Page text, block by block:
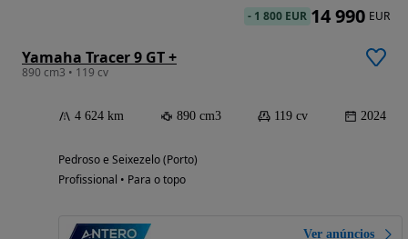
Yamaha Tracer 9 GT +
890 cm3 • 119 cv
4 624 km 890 cm3 119 cv 2024
Pedroso e Seixezelo (Porto)
Profissional • Para o topo
Ver anúncios
- 1 800 EUR 14 990 EUR